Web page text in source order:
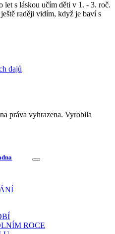
let s láskou učím děti v 1. - 3. roč.
raději vidím, když je baví s
dajů
práva vyhrazena. Vyrobila
ROCE